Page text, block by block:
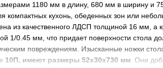
1180 мм в длину, 680 мм в ширину и
компактных кухонь, обеденных зон или
из качественного ЛДСП толщиной 16 мм, а
1/0.45 мм, что придает поверхности стола
повреждениям. Изысканные ножки
10П, имеют размеры 52х30х730 мм. Они